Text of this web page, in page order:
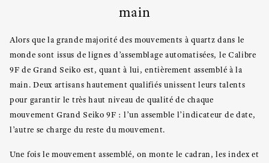
main
Alors que la grande majorité des mouvements à quartz dans le
monde sont issus de lignes d’assemblage automatisées, le Calibre
9F de Grand Seiko est, quant à lui, entièrement assemblé à la
main. Deux artisans hautement qualifiés unissent leurs talents
pour garantir le très haut niveau de qualité de chaque
mouvement Grand Seiko 9F : l’un assemble l’indicateur de date,
l’autre se charge du reste du mouvement.
Une fois le mouvement assemblé, on monte le cadran, les index et